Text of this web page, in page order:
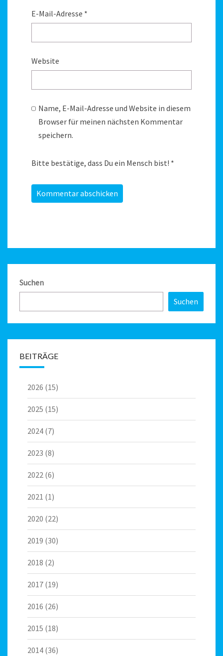
E-Mail-Adresse *
Website
Name, E-Mail-Adresse und Website in diesem
Browser für meinen nächsten Kommentar
speichern.
Bitte bestätige, dass Du ein Mensch bist! *
Suchen
Suchen
BEITRÄGE
2026 (15)
2025 (15)
2024 (7)
2023 (8)
2022 (6)
2021 (1)
2020 (22)
2019 (30)
2018 (2)
2017 (19)
2016 (26)
2015 (18)
2014 (36)